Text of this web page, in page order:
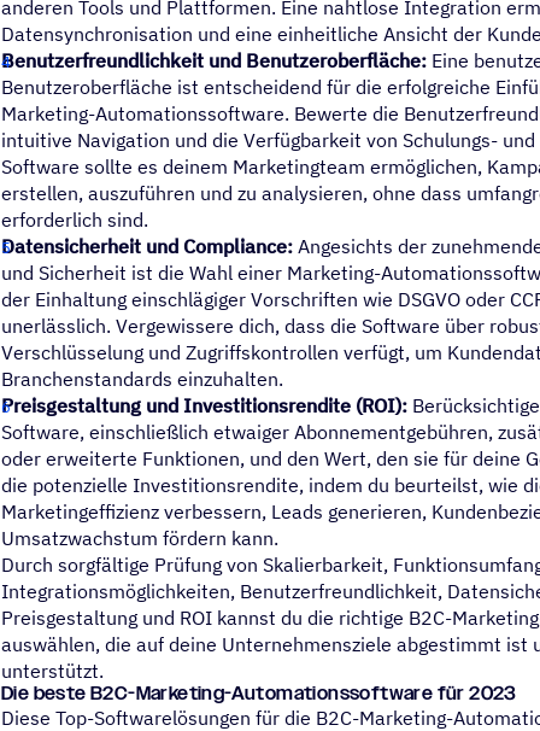
anderen Tools und Plattformen. Eine nahtlose Integration
Datensynchronisation und eine einheitliche Ansicht der
Benutzerfreundlichkeit und Benutzeroberfläche: Eine
Benutzeroberfläche ist entscheidend für die erfolgreiche
Marketing-Automationssoftware. Bewerte die
intuitive Navigation und die Verfügbarkeit von Schulungs-
Software sollte es deinem Marketingteam ermöglichen,
erstellen, auszuführen und zu analysieren, ohne dass
erforderlich sind.
Datensicherheit und Compliance: Angesichts der
und Sicherheit ist die Wahl einer Marketing-
der Einhaltung einschlägiger Vorschriften wie DSGVO oder
unerlässlich. Vergewissere dich, dass die Software über
Verschlüsselung und Zugriffskontrollen verfügt, um
Branchenstandards einzuhalten.
Preisgestaltung und Investitionsrendite (ROI):
Software, einschließlich etwaiger Abonnementgebühren,
oder erweiterte Funktionen, und den Wert, den sie für deine
die potenzielle Investitionsrendite, indem du beurteilst, wie
Marketingeffizienz verbessern, Leads generieren,
Umsatzwachstum fördern kann.
Durch sorgfältige Prüfung von Skalierbarkeit,
Integrationsmöglichkeiten, Benutzerfreundlichkeit,
Preisgestaltung und ROI kannst du die richtige B2C-
auswählen, die auf deine Unternehmensziele abgestimmt ist
unterstützt.
Die beste B2C-Marke­ting-Auto­ma­ti­ons­soft­ware für 2023
Diese Top-Softwarelösungen für die B2C-Marketing-